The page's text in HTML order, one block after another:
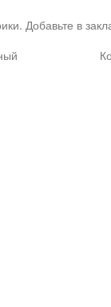
Добавьте в